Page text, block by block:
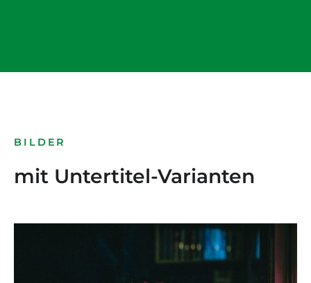
BILDER
mit Untertitel-Varianten